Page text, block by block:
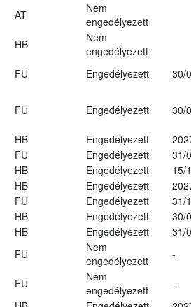
AT
Nem
engedélyezett
HB
Nem
engedélyezett
FU Engedélyezett
30/
FU Engedélyezett 30/
HB Engedélyezett
FU Engedélyezett
31/
HB Engedélyezett
15/
HB Engedélyezett
FU Engedélyezett
31/
HB Engedélyezett
30/
HB Engedélyezett
31/
FU
Nem
engedélyezett
-
FU
Nem
engedélyezett
-